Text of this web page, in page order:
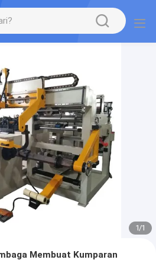
1/1
Membuat Kumparan